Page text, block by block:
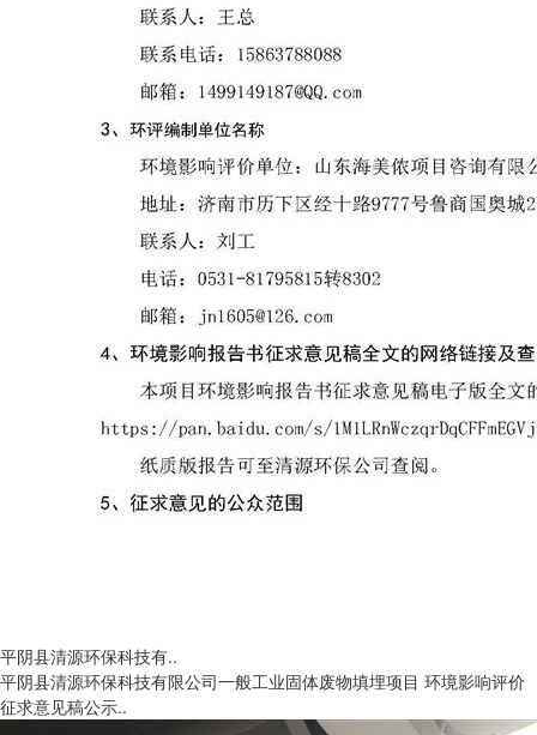
平阴县清源环保科技有..
平阴县清源环保科技有限公司一般工业固体废物填埋项目 环境影响评价
征求意见稿公示..